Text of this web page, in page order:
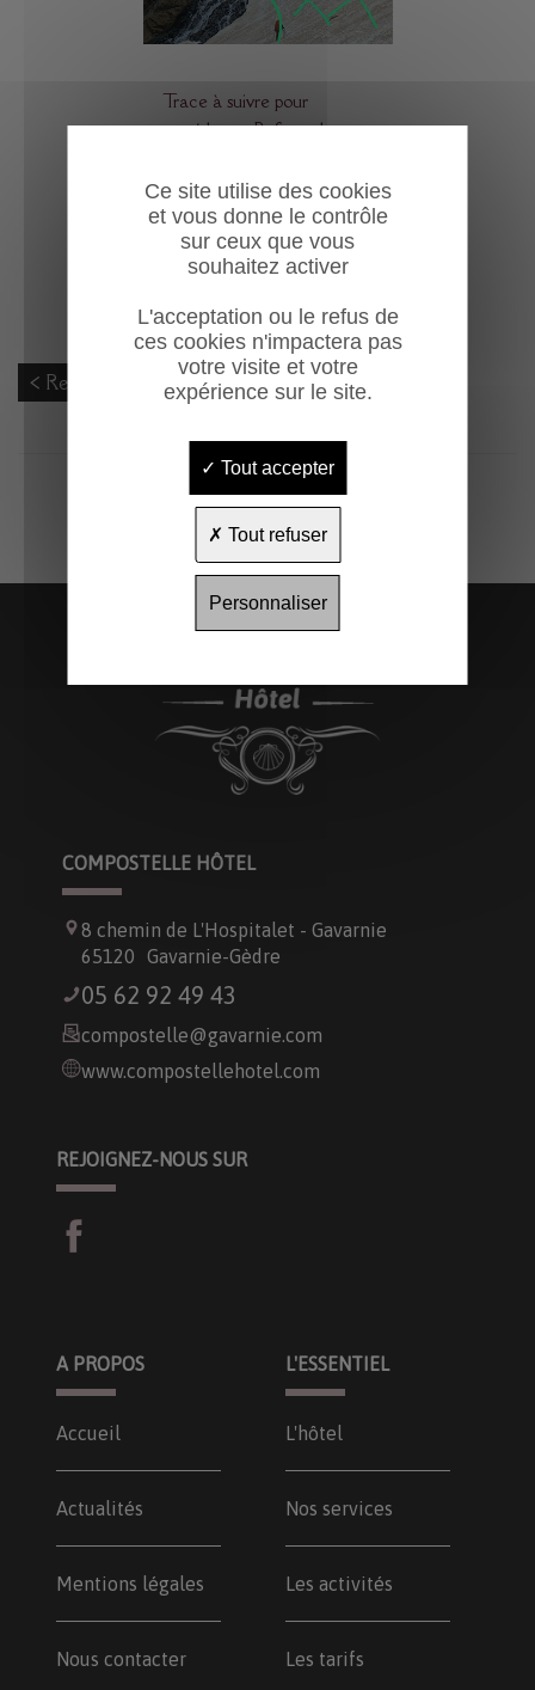
Trace à suivre pour
accéder au Refuge des
"Cascade".
Pasaje a seguir para llegar al
Sarradets.
Way to follow to reach
< Retour
COMPOSTELLE HÔTEL
8 chemin de L'Hospitalet - Gavarnie
65120
Gavarnie-Gèdre
05 62 92 49 43
compostelle@gavarnie.com
www.compostellehotel.com
REJOIGNEZ-NOUS SUR
A PROPOS
Accueil
Actualités
Mentions légales
Nous contacter
L'ESSENTIEL
L'hôtel
Nos services
Les activités
Les tarifs
Ce site utilise des cookies
et vous donne le contrôle
sur ceux que vous
souhaitez activer
L'acceptation ou le refus de
ces cookies n'impactera pas
votre visite et votre
expérience sur le site.
Tout accepter
Tout refuser
Personnaliser